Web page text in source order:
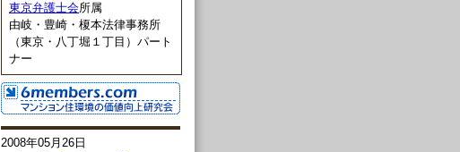
東京弁護士会所属
由岐・豊崎・榎本法律事務所
（東京・八丁堀１丁目）パート
ナー
2008年05月26日